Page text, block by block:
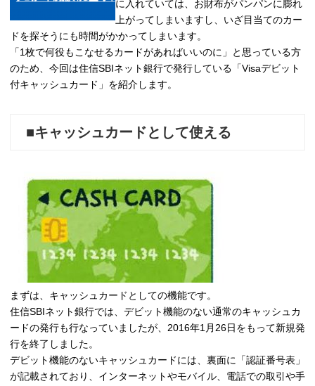
に入れていては、お財布がパンパンに膨れ
上がってしまいますし、いざ目当てのカー
ドを探そうにも時間がかかってしまいます。
「1枚で何役もこなせるカードがあればいいのに」と思っている方
のため、今回は住信SBIネット銀行で発行している「Visaデビット
付キャッシュカード」を紹介します。
■キャッシュカードとして使える
まずは、キャッシュカードとしての機能です。
住信SBIネット銀行では、デビット機能のない通常のキャッシュカ
ードの発行も行なっていましたが、2016年1月26日をもって新規発
行を終了しました。
デビット機能のないキャッシュカードには、裏面に「認証番号表」
が記載されており、インターネットやモバイル、電話での取引や手